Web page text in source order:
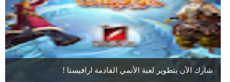
شارك الآن بتطوير لعبة الأنمي القادمة ارافيستا !